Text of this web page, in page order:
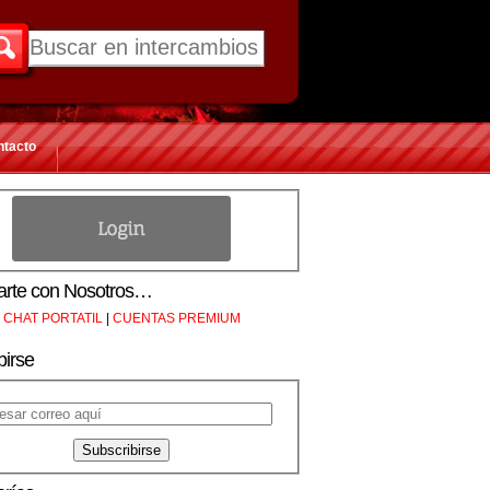
con Nosotros…
CHAT PORTATIL | CUENTAS PREMIUM